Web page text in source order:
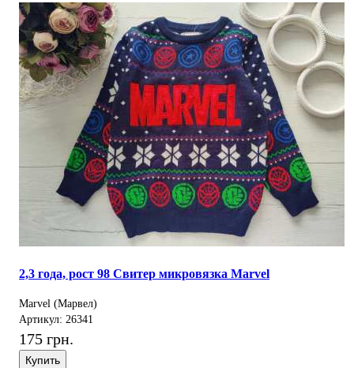
2,3 года, рост 98 Свитер микровязка Marvel
Marvel (Марвел)
Артикул: 26341
175 грн.
Купить